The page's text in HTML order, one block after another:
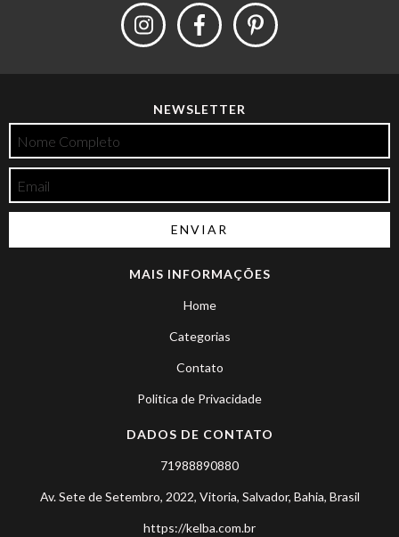
NEWSLETTER
MAIS INFORMAÇÕES
Home
Categorias
Contato
Politica de Privacidade
DADOS DE CONTATO
71988890880
Av. Sete de Setembro, 2022, Vitoria, Salvador, Bahia, Brasil
https://kelba.com.br